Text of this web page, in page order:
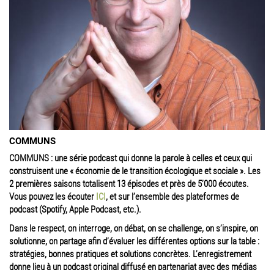
COMMUNS
COMMUNS : une série podcast qui donne la parole à celles et ceux qui
construisent une « économie de le transition écologique et sociale ». Les
2 premières saisons totalisent 13 épisodes et près de 5’000 écoutes.
Vous pouvez les écouter ICI, etsur l’ensemble des plateformes de
podcast (Spotify, Apple Podcast, etc.).
Dans le respect, on interroge, on débat, on se challenge, on s’inspire, on
solutionne, on partage afin d’évaluer les différentes options sur la table :
stratégies, bonnes pratiques et solutions concrètes. L’enregistrement
donne lieu à un podcast original diffusé en partenariat avec des médias